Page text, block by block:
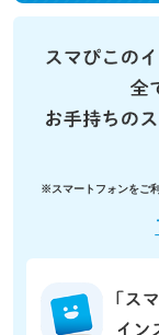
※スマートフォンをご